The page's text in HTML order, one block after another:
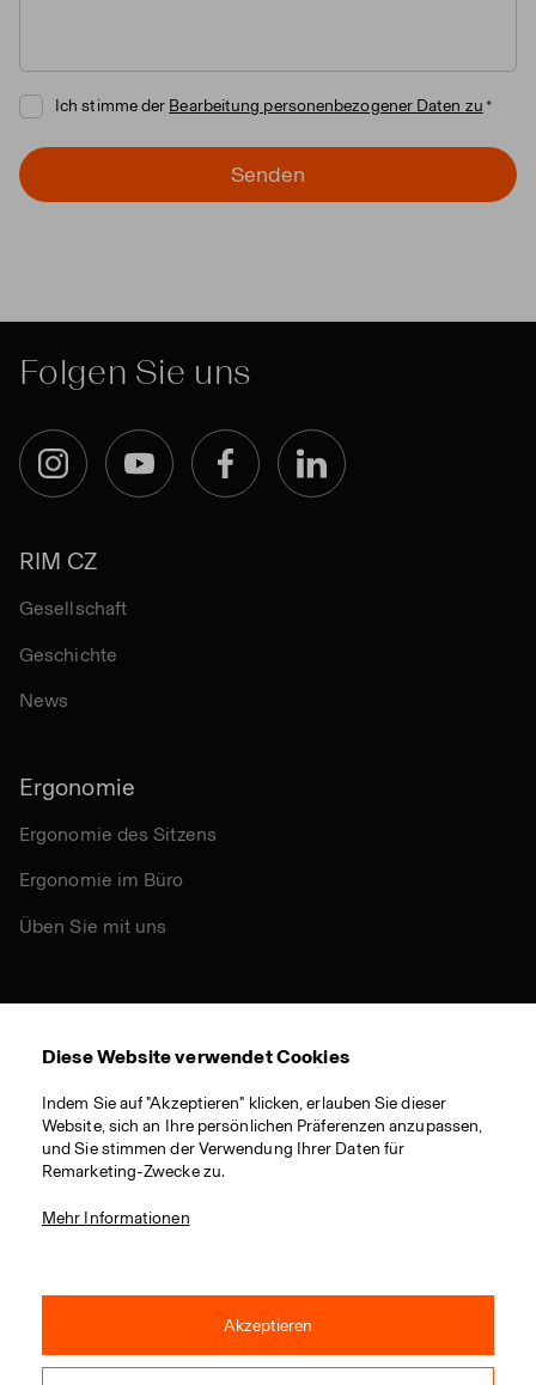
Ich stimme der Bearbeitung personenbezogener Daten zu
Senden
Folgen Sie uns
InstagramYouTube FacebookLinkedIn
RIM CZ
Gesellschaft
Geschichte
News
Ergonomie
Ergonomie des Sitzens
Ergonomie im Büro
Üben Sie mit uns
Andere
Nachhaltigkeit
Zertifikate
Materialien
Diese Website verwendet Cookies
Indem Sie auf "Akzeptieren" klicken, erlauben Sie dieser
Website, sich an Ihre persönlichen Präferenzen anzupassen,
und Sie stimmen der Verwendung Ihrer Daten für
Remarketing-Zwecke zu.
Mehr Informationen
Akzeptieren